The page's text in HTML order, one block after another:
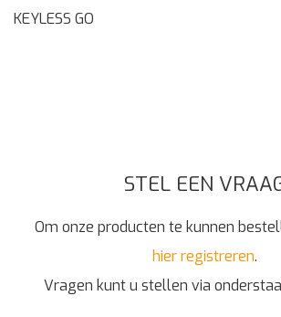
KEYLESS GO
STEL EEN
Om onze producten te kunnen
hier registreren.
Vragen kunt u stellen via